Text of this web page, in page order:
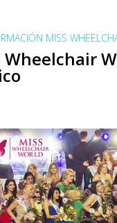
MISS
Wheelchair